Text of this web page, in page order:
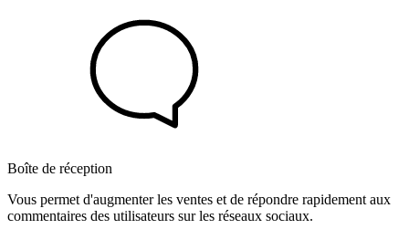
Boîte de réception
Vous permet d'augmenter les ventes et de répondre rapidement aux
commentaires des utilisateurs sur les réseaux sociaux.